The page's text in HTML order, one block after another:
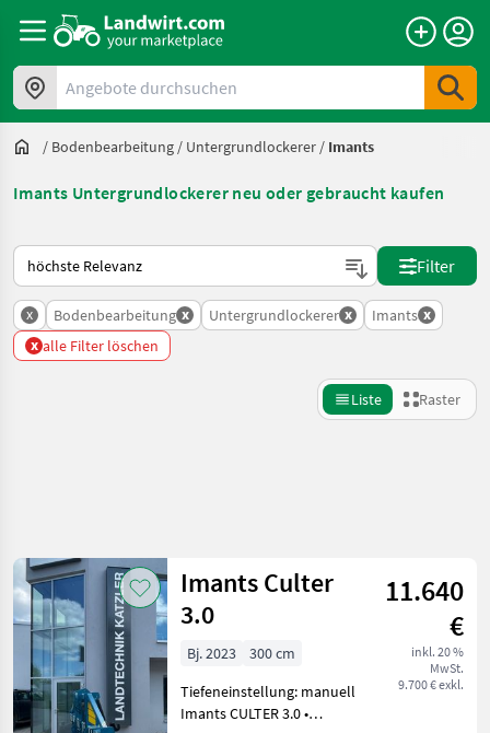
Angebote durchsuchen
/ Bodenbearbeitung / Untergrundlockerer / Imants
Imants Untergrundlockerer neu oder gebraucht kaufen
So wird auf Landwirt.com sortiert
Filter
x Bodenbearbeitung x Untergrundlockerer x Imants x
x alle Filter löschen
Liste Raster
Kategorie 4 Land Filter
AKTUELLER
PFAD
Landtechnik
Zurücksetzen
6
Ergebnisse
anzeigen
Imants Culter
3.0
11.640
€
inkl. 20 %
MwSt.
9.700 € exkl.
Bj. 2023
300 cm
Tiefeneinstellung: manuell
Imants CULTER 3.0 •